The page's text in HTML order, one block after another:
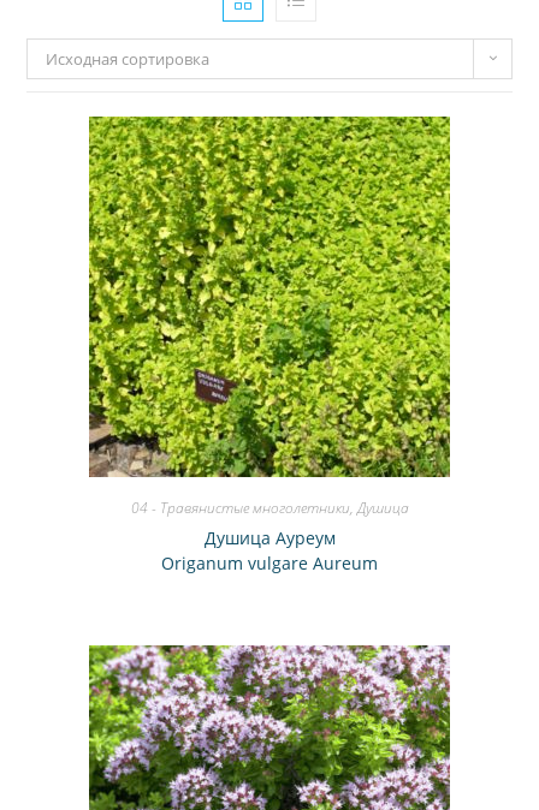
Исходная сортировка
04 - Травянистые многолетники, Душица
Душица Ауреум
Origanum vulgare Аureum